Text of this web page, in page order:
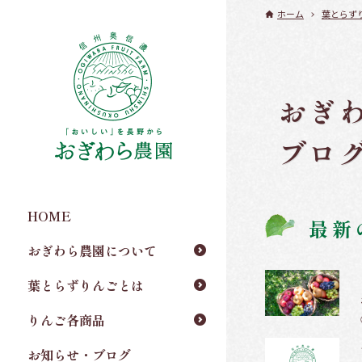
HOME
おぎわら農園について
葉とらずりんごとは
りんご各商品
お知らせ・ブログ
ホーム 葉とらず
おぎ
ブロ
最